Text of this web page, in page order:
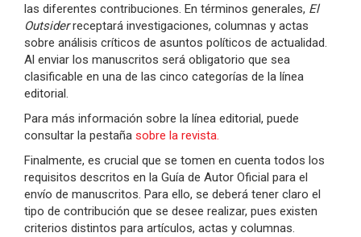
las diferentes contribuciones. En términos generales, El
Outsiderreceptará investigaciones, columnas y actas
sobre análisis críticos de asuntos políticos de actualidad.
Al enviar los manuscritos será obligatorio que sea
clasificable en una de las cinco categorías de la línea
editorial.
Para más información sobre la línea editorial, puede
consultar la pestaña sobre la revista.
Finalmente, es crucial que se tomen en cuenta todos los
requisitos descritos en la Guía de Autor Oficial para el
envío de manuscritos. Para ello, se deberá tener claro el
tipo de contribución que se desee realizar, pues existen
criterios distintos para artículos, actas y columnas.